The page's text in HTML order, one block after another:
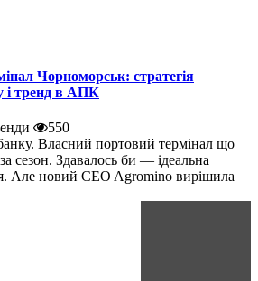
Чорноморськ: стратегія
і тренд в АПК
550
Власний портовий термінал що
сезон. Здавалось би — ідеальна
Але новий CEO Agromino вирішила